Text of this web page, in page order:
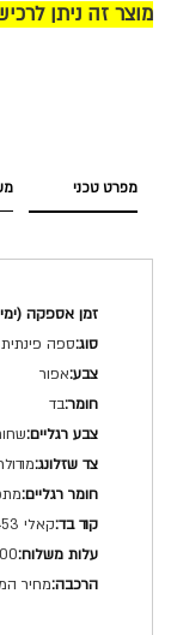
מוצר זה ניתן
מפרט טכני
מפרט
טכני ספה פינתית
אפור
בד
קאלי 453
₪
מחיר